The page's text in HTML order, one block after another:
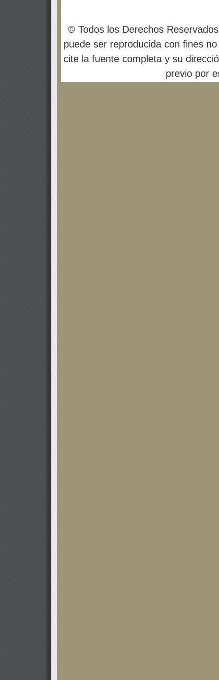
© Todos los Derechos
puede ser reproducida con fines
cite la fuente completa y su
previo por